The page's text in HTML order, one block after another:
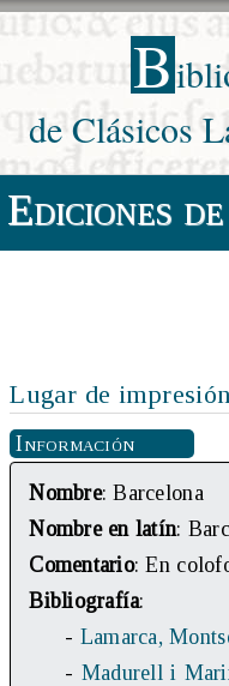
B
de Clásicos
Lugar de
Información
Nombre: Barcelona
Nombre en latín:
Comentario: En
Bibliografía:
- Lamarca,
- Madurell i